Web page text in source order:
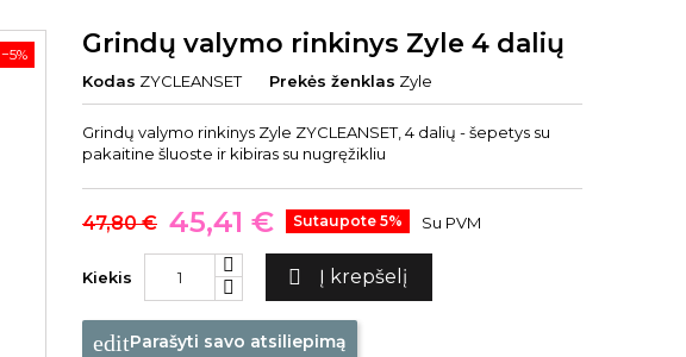
−5% Grindų valymo rinkinys Zyle 4 dalių
Kodas ZYCLEANSET Prekės ženklas Zyle
Grindų valymo rinkinys Zyle ZYCLEANSET, 4 dalių - šepetys su
pakaitine šluoste ir kibiras su nugręžikliu
47,80 € 45,41 € Sutaupote 5% Su PVM
Kiekis  Į krepšelį
editParašyti savo atsiliepimą